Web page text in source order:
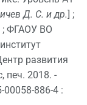
Д. С. и др.] ;
; ФГАОУ ВО
развития
печ. 2018. -
00058-886-4 :